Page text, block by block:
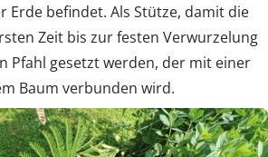
befindet. Als Stütze, damit die
Zeit bis zur festen Verwurzelung
Pfahl gesetzt werden, der mit einer
Baum verbunden wird.